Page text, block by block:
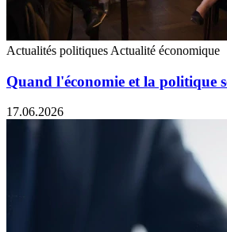
Actualités politiques Actualité économique
Quand l'économie et la politique
17.06.2026